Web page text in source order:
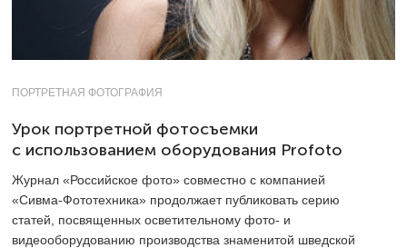
ПОРТРЕТНАЯ ФОТОГРАФИЯ
Урок портретной фотосъемки
с использованием оборудования Profoto
Журнал «Российское фото» совместно с компанией
«Сивма-Фототехника» продолжает публиковать серию
статей, посвященных осветительному фото- и
видеооборудованию производства знаменитой шведской